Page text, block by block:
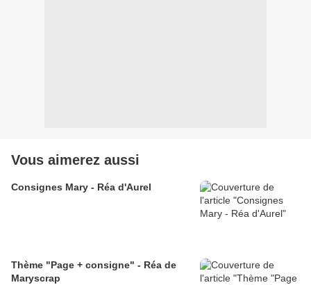
Vous aimerez aussi
Consignes Mary - Réa d'Aurel
Thème "Page + consigne" - Réa de
Maryscrap